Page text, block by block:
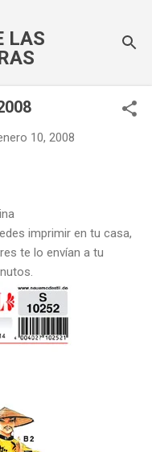
LAS
10, 2008
imprimir en tu casa,
te lo envían a tu